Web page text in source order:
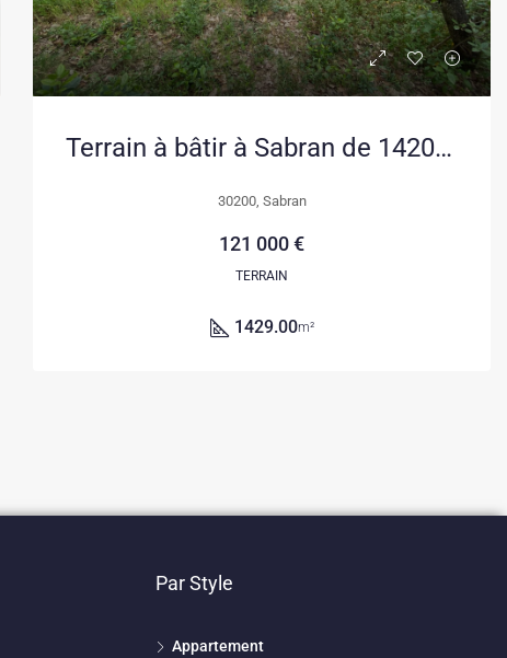
Terrain à bâtir à Sabran de 1420 m², viabilisé, idéal investisseur
30200, Sabran
121 000 €
TERRAIN
1429.00m²
Par Style
Appartement